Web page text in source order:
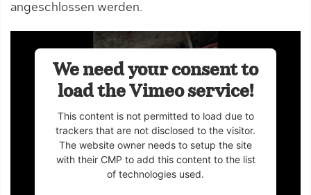
angeschlossen werden.
We need your consent to
load the Vimeo service!
This content is not permitted to load due to
trackers that are not disclosed to the visitor.
The website owner needs to setup the site
with their CMP to add this content to the list
of technologies used.